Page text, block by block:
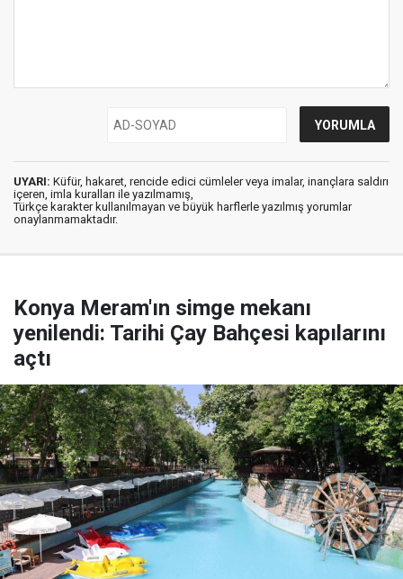
UYARI: Küfür, hakaret, rencide edici cümleler veya imalar, inançlara saldırı
içeren, imla kuralları ile yazılmamış,
Türkçe karakter kullanılmayan ve büyük harflerle yazılmış yorumlar
onaylanmamaktadır.
Konya Meram'ın simge mekanı
yenilendi: Tarihi Çay Bahçesi kapılarını
açtı